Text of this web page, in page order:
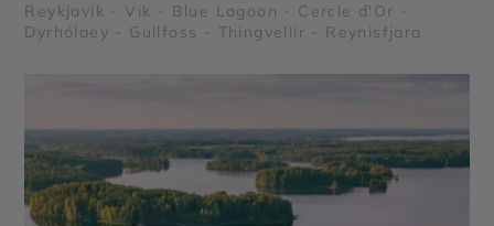
Reykjavik - Vik - Blue Lagoon - Cercle d'Or -
Dyrhólaey - Gullfoss - Thingvellir - Reynisfjara